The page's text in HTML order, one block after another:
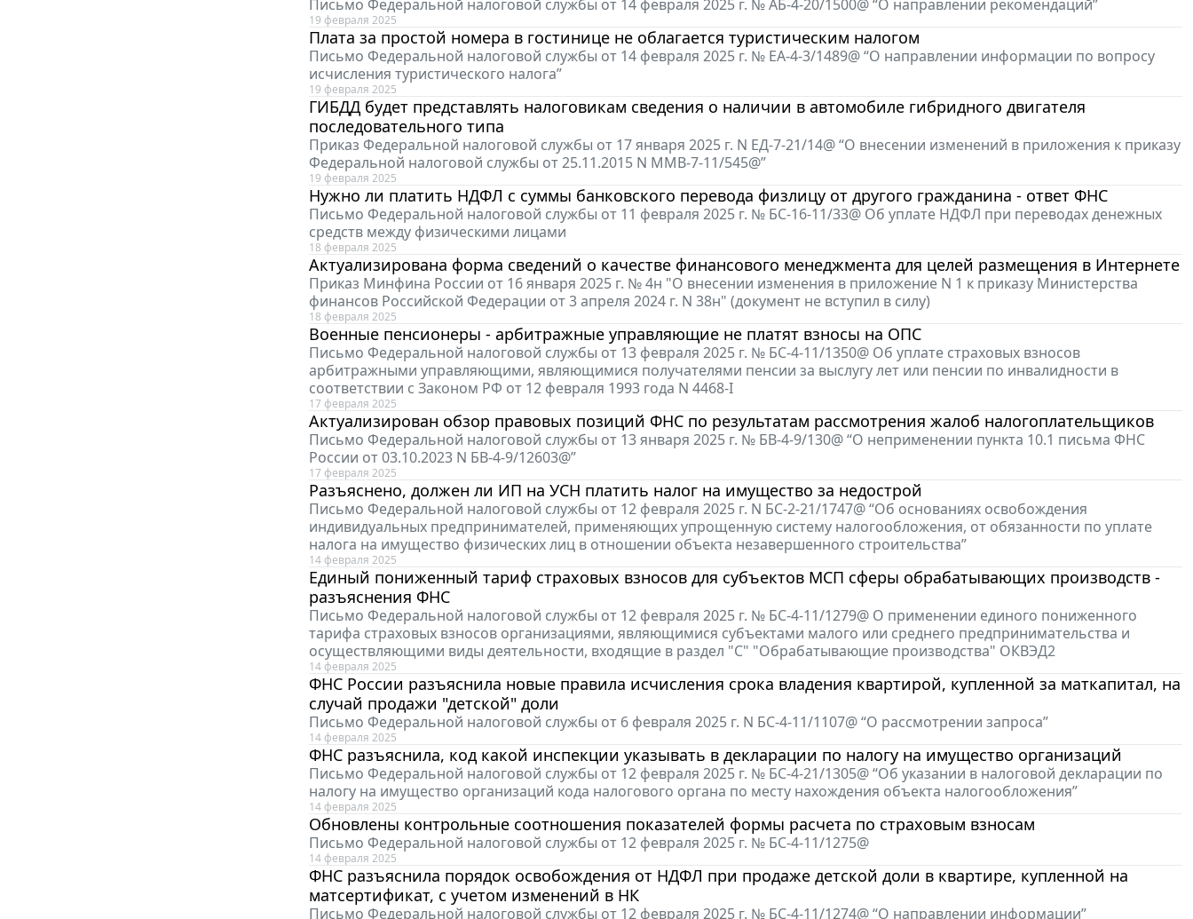
Письмо Федеральной налоговой службы от 14 февраля 2025 г. № АБ-4-20/1500@ “О направлении рекомендаций”
19 февраля 2025
Плата за простой номера в гостинице не облагается туристическим налогом
Письмо Федеральной налоговой службы от 14 февраля 2025 г. № ЕА-4-3/1489@ “О направлении информации по вопросу
исчисления туристического налога”
19 февраля 2025
ГИБДД будет представлять налоговикам сведения о наличии в автомобиле гибридного двигателя
последовательного типа
Приказ Федеральной налоговой службы от 17 января 2025 г. N ЕД-7-21/14@ “О внесении изменений в приложения к приказу
Федеральной налоговой службы от 25.11.2015 N ММВ-7-11/545@”
19 февраля 2025
Нужно ли платить НДФЛ с суммы банковского перевода физлицу от другого гражданина - ответ ФНС
Письмо Федеральной налоговой службы от 11 февраля 2025 г. № БС-16-11/33@ Об уплате НДФЛ при переводах денежных
средств между физическими лицами
18 февраля 2025
Актуализирована форма сведений о качестве финансового менеджмента для целей размещения в Интернете
Приказ Минфина России от 16 января 2025 г. № 4н "О внесении изменения в приложение N 1 к приказу Министерства
финансов Российской Федерации от 3 апреля 2024 г. N 38н" (документ не вступил в силу)
18 февраля 2025
Военные пенсионеры - арбитражные управляющие не платят взносы на ОПС
Письмо Федеральной налоговой службы от 13 февраля 2025 г. № БС-4-11/1350@ Об уплате страховых взносов
арбитражными управляющими, являющимися получателями пенсии за выслугу лет или пенсии по инвалидности в
соответствии с Законом РФ от 12 февраля 1993 года N 4468-I
17 февраля 2025
Актуализирован обзор правовых позиций ФНС по результатам рассмотрения жалоб налогоплательщиков
Письмо Федеральной налоговой службы от 13 января 2025 г. № БВ-4-9/130@ “О неприменении пункта 10.1 письма ФНС
России от 03.10.2023 N БВ-4-9/12603@”
17 февраля 2025
Разъяснено, должен ли ИП на УСН платить налог на имущество за недострой
Письмо Федеральной налоговой службы от 12 февраля 2025 г. N БС-2-21/1747@ “Об основаниях освобождения
индивидуальных предпринимателей, применяющих упрощенную систему налогообложения, от обязанности по уплате
налога на имущество физических лиц в отношении объекта незавершенного строительства”
14 февраля 2025
Единый пониженный тариф страховых взносов для субъектов МСП сферы обрабатывающих производств -
разъяснения ФНС
Письмо Федеральной налоговой службы от 12 февраля 2025 г. № БС-4-11/1279@ О применении единого пониженного
тарифа страховых взносов организациями, являющимися субъектами малого или среднего предпринимательства и
осуществляющими виды деятельности, входящие в раздел "C" "Обрабатывающие производства" ОКВЭД2
14 февраля 2025
ФНС России разъяснила новые правила исчисления срока владения квартирой, купленной за маткапитал, на
случай продажи "детской" доли
Письмо Федеральной налоговой службы от 6 февраля 2025 г. N БС-4-11/1107@ “О рассмотрении запроса”
14 февраля 2025
ФНС разъяснила, код какой инспекции указывать в декларации по налогу на имущество организаций
Письмо Федеральной налоговой службы от 12 февраля 2025 г. № БС-4-21/1305@ “Об указании в налоговой декларации по
налогу на имущество организаций кода налогового органа по месту нахождения объекта налогообложения”
14 февраля 2025
Обновлены контрольные соотношения показателей формы расчета по страховым взносам
Письмо Федеральной налоговой службы от 12 февраля 2025 г. № БС-4-11/1275@
14 февраля 2025
ФНС разъяснила порядок освобождения от НДФЛ при продаже детской доли в квартире, купленной на
матсертификат, с учетом изменений в НК
Письмо Федеральной налоговой службы от 12 февраля 2025 г. № БС-4-11/1274@ “О направлении информации”